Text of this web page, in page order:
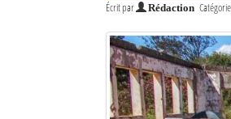
L'actualité du tourisme
Sites touristiques
Écrit par Rédaction